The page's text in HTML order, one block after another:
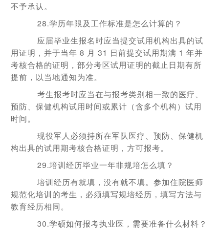
不予承认。
28.学历年限及工作标准是怎么计算的？
应届毕业生报名时应当提交试用机构出具的试
用证明，并于当年 8 月 31 日前提交试用期满 1 年并
考核合格的证明，部分考区试用证明的截止日期有所
提前，以当地通知为准。
考生报考时应当在与报考类别相一致的医疗、
预防、保健机构试用时间或累计（含多个机构）试用
时间。
现役军人必须持所在军队医疗、预防、保健机
构出具的试用期考核合格证明，方可报考。
29.培训经历毕业一年非规培怎么填？
培训经历有就填，没有就不填。参加住院医师
规范化培训的考生，必须填写规培经历，填写方法与
教育经历相同。
30.学硕如何报考执业医，需要准备什么材料？